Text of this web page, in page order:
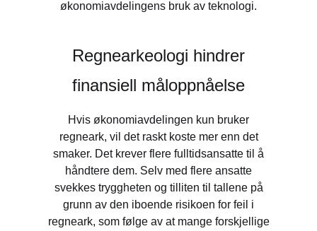
økonomiavdelingens bruk av teknologi.
Regnearkeologi hindrer
finansiell måloppnåelse
Hvis økonomiavdelingen kun bruker
regneark, vil det raskt koste mer enn det
smaker. Det krever flere fulltidsansatte til å
håndtere dem. Selv med flere ansatte
svekkes tryggheten og tilliten til tallene på
grunn av den iboende risikoen for feil i
regneark, som følge av at mange forskjellige